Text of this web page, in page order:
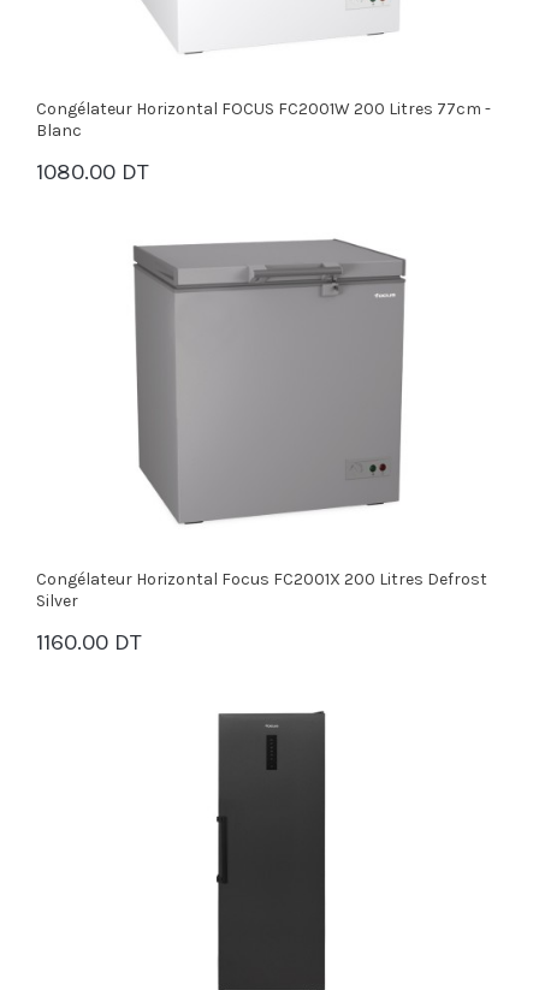
Congélateur Horizontal FOCUS FC2001W 200 Litres 77cm -
Blanc
1080.00 DT
PANIER
Congélateur Horizontal Focus FC2001X 200 Litres Defrost
Silver
1160.00 DT
PANIER